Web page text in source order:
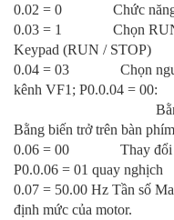
0.02 = 0
Chức
0.03 = 1
Chọn
Keypad (RUN / STOP)
0.04 = 03 Chọn nguồn
kênh VF1; P0.0.04 = 00:
Bằng bàn
Bằng biến trở trên bàn phím
0.06 = 00 Thay đổi
P0.0.06 = 01 quay nghịch
0.07 = 50.00 Hz Tần số
định mức của motor.